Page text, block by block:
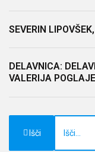
SEVERIN
DELAVNICA:
VALERIJA
Išči